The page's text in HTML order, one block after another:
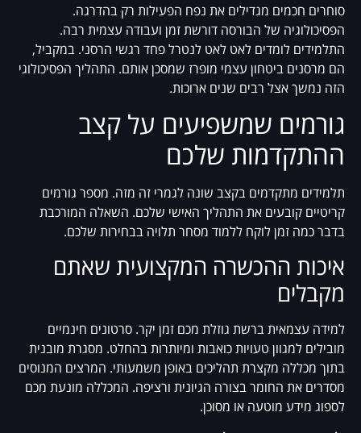
סוחרים חכמים מגדילים את נפח הפעילות רק בהדרגה.
הפסיכולוגיה של הבורסה דורשת זמן ועבודה עצמית רבה.
התלמידים לומדים לאט לאט לנטרל פחד רגשי הרסני. במקביל,
הם מרסנים ביטחון עצמי מופרז שמסכן אותם. התהליך הפסיכולוגי
הזה נמשך אצל רבים שנים ארוכות.
גורמים שמשפיעים על קצב
ההתקדמות שלכם
תלמידים מתקדמים בקצב שונה לגמרי זה מזה. מספר גורמים
קריטיים קובעים את התהליך האישי שלכם. השאלה המורכבת
בדבר כמה זמן לוקח ללמוד מסחר תלויה בבחירות שלכם.
איכות ההכשרה המקצועית שאתם
מקבלים
למידה עצמאית ברשת גוזלת מכם זמן יקר. סרטונים חינמיים
מובילים למגוון טעויות כואבות ומיותרות בהחלט. מסגרת מובנית
בתוך מכללה מקצרת תהליכים באופן משמעותי. המרצים המנוסים
מסדרים את החומר בצורה הגיונית ורציפה. המכללה מונעת מכם
לספוג מידע מוטעה או מסוכן.